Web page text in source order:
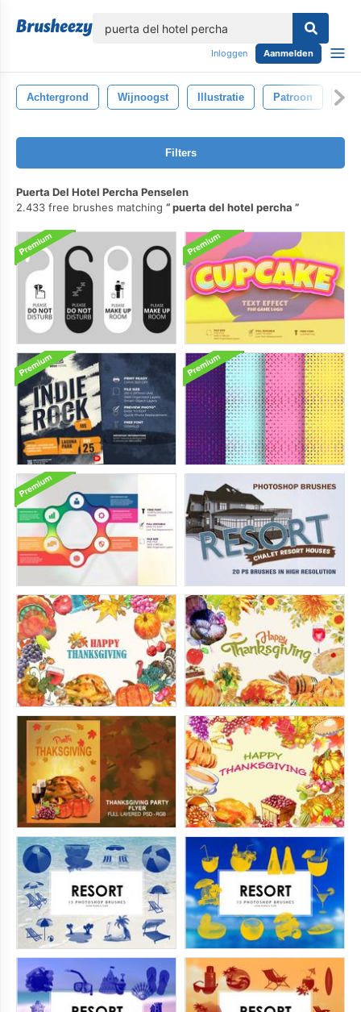
Inloggen Aanmelden
Achtergrond Wijnoogst Illustratie Patroon Stijl
Filters
Puerta Del Hotel Percha Penselen
2.433 free brushes matching
puerta del hotel percha